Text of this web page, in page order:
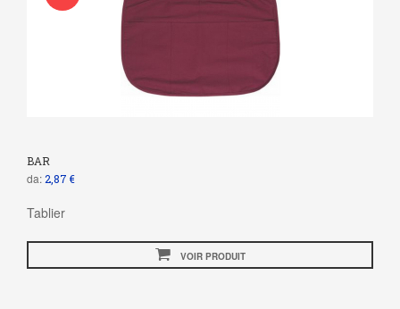
BAR
da:2,87 €
Tablier
VOIR PRODUIT